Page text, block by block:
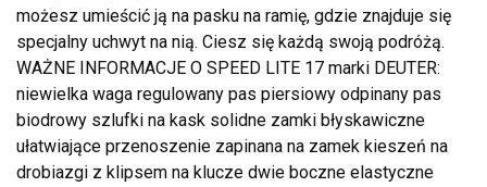
możesz umieścić ją na pasku na ramię, gdzie znajduje się
specjalny uchwyt na nią. Ciesz się każdą swoją podróżą.
WAŻNE INFORMACJE O SPEED LITE 17 marki DEUTER:
niewielka waga regulowany pas piersiowy odpinany pas
biodrowy szlufki na kask solidne zamki błyskawiczne
ułatwiające przenoszenie zapinana na zamek kieszeń na
drobiazgi z klipsem na klucze dwie boczne elastyczne